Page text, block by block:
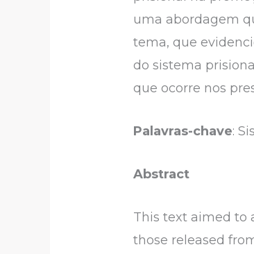
uma abordagem
tema, que
do sistema
que ocorre nos
Palavras-chave:
Abstract
This text aimed to
those released